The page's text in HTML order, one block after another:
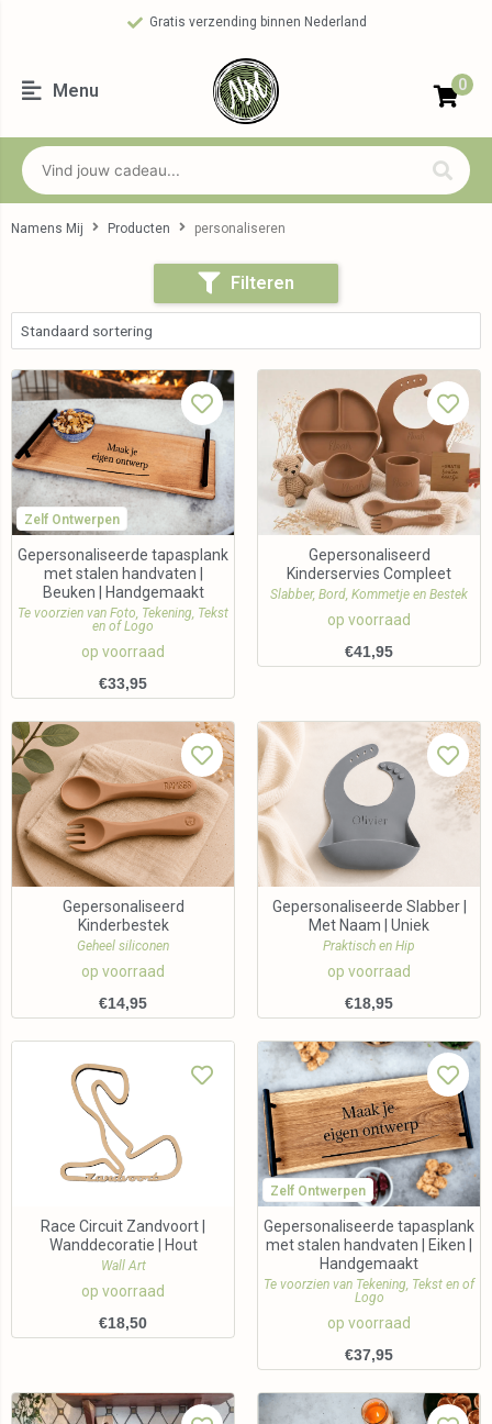
Gratis verzending binnen Nederland
Menu 0
Namens Mij Producten personaliseren
Filteren
Zelf Ontwerpen
Gepersonaliseerde tapasplank
met stalen handvaten |
Beuken | Handgemaakt
Te voorzien van Foto, Tekening, Tekst
en of Logo
op voorraad
€33,95
Gepersonaliseerd
Kinderservies Compleet
Slabber, Bord, Kommetje en Bestek
op voorraad
€41,95
Gepersonaliseerd
Kinderbestek
Geheel siliconen
op voorraad
€14,95
Gepersonaliseerde Slabber |
Met Naam | Uniek
Praktisch en Hip
op voorraad
€18,95
Race Circuit Zandvoort |
Wanddecoratie | Hout
Wall Art
op voorraad
€18,50
Zelf Ontwerpen
Gepersonaliseerde tapasplank
met stalen handvaten | Eiken |
Handgemaakt
Te voorzien van Tekening, Tekst en of
Logo
op voorraad
€37,95